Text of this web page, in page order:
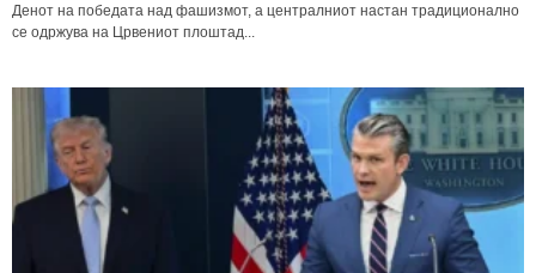
Денот на победата над фашизмот, а централниот настан традиционално
се одржува на Црвениот плоштад...